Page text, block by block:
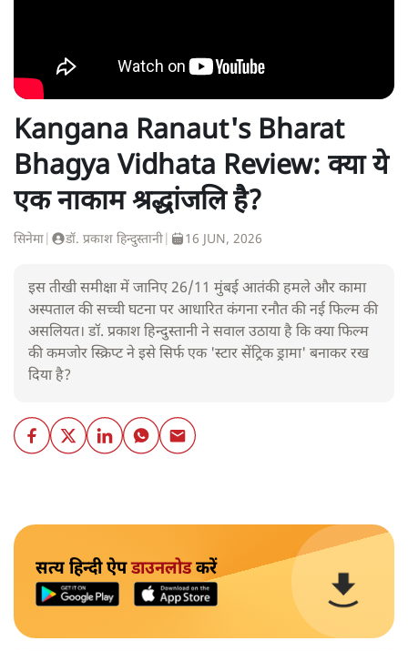
Kangana Ranaut's Bharat
Bhagya Vidhata Review: क्या ये
एक नाकाम श्रद्धांजलि है?
सिनेमा डॉ. प्रकाश हिन्दुस्तानी 16 JUN, 2026
इस तीखी समीक्षा में जानिए 26/11 मुंबई आतंकी हमले और कामा
अस्पताल की सच्ची घटना पर आधारित कंगना रनौत की नई फिल्म की
असलियत। डॉ. प्रकाश हिन्दुस्तानी ने सवाल उठाया है कि क्या फिल्म
की कमजोर स्क्रिप्ट ने इसे सिर्फ एक 'स्टार सेंट्रिक ड्रामा' बनाकर रख
दिया है?
सत्य हिन्दी ऐपडाउनलोडकरें